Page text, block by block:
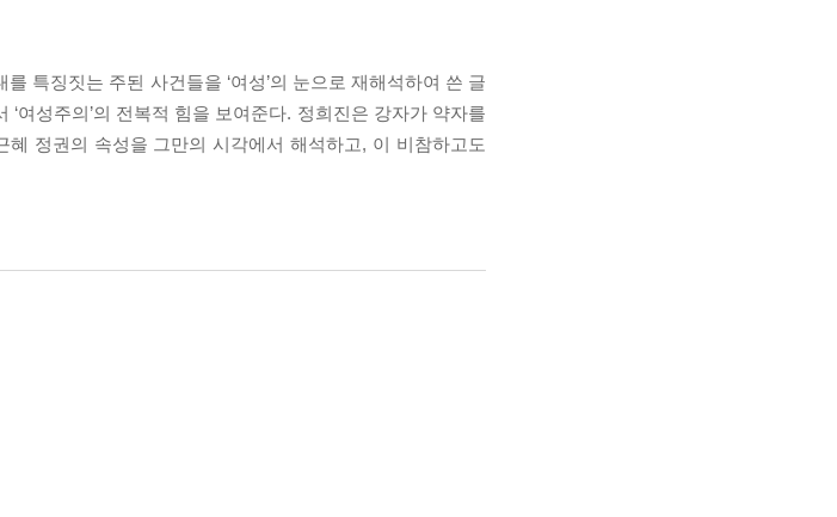
특징짓는 주된 사건들을 ‘여성’의 눈으로 재해석하여 쓴 글
여성주의’의 전복적 힘을 보여준다. 정희진은 강자가 약자를
정권의 속성을 그만의 시각에서 해석하고, 이 비참하고도